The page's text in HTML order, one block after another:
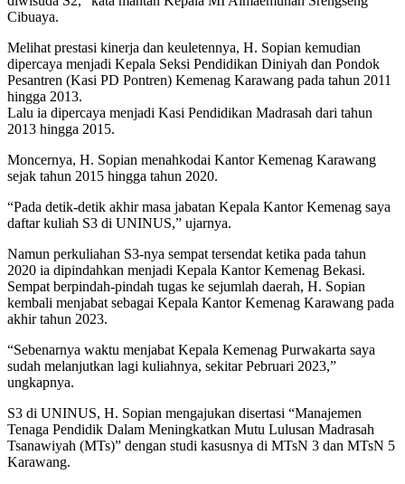
Cibuaya.
Melihat prestasi kinerja dan keuletennya, H. Sopian kemudian
dipercaya menjadi Kepala Seksi Pendidikan Diniyah dan Pondok
Pesantren (Kasi PD Pontren) Kemenag Karawang pada tahun 2011
hingga 2013.
Lalu ia dipercaya menjadi Kasi Pendidikan Madrasah dari tahun
2013 hingga 2015.
Moncernya, H. Sopian menahkodai Kantor Kemenag Karawang
sejak tahun 2015 hingga tahun 2020.
“Pada detik-detik akhir masa jabatan Kepala Kantor Kemenag saya
daftar kuliah S3 di UNINUS,” ujarnya.
Namun perkuliahan S3-nya sempat tersendat ketika pada tahun
2020 ia dipindahkan menjadi Kepala Kantor Kemenag Bekasi.
Sempat berpindah-pindah tugas ke sejumlah daerah, H. Sopian
kembali menjabat sebagai Kepala Kantor Kemenag Karawang pada
akhir tahun 2023.
“Sebenarnya waktu menjabat Kepala Kemenag Purwakarta saya
sudah melanjutkan lagi kuliahnya, sekitar Pebruari 2023,”
ungkapnya.
S3 di UNINUS, H. Sopian mengajukan disertasi “Manajemen
Tenaga Pendidik Dalam Meningkatkan Mutu Lulusan Madrasah
Tsanawiyah (MTs)” dengan studi kasusnya di MTsN 3 dan MTsN 5
Karawang.